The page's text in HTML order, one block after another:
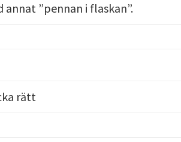
”pennan i flaskan”.
rätt